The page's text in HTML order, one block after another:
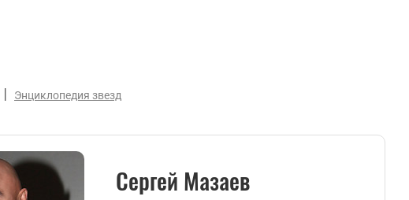
| Энциклопедия звезд
Сергей Мазаев